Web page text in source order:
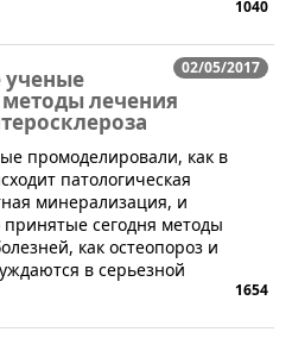
1040
02/05/2017
ученые
лечения
промоделировали, как в
патологическая
минерализация, и
принятые сегодня методы
как остеопороз и
в серьезной
1654